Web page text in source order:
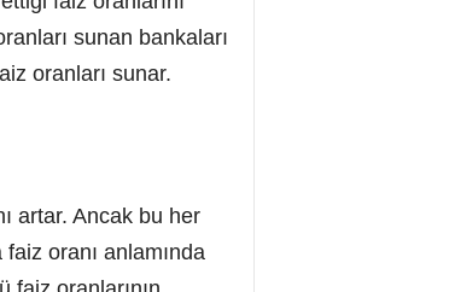
sunan bankaları
oranları sunar.
artar. Ancak bu her
oranı anlamında